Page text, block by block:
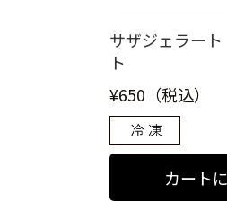
サザジェラー
ト
¥650（税込）